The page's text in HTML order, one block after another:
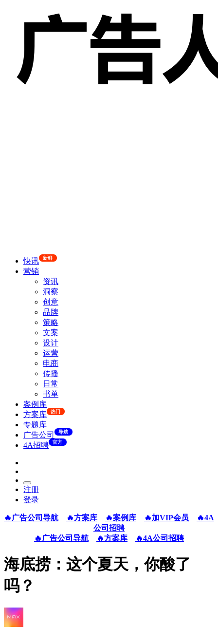
快讯 新鲜
营销
资讯
洞察
创意
品牌
策略
文案
设计
运营
电商
传播
日常
书单
案例库
方案库
热门
专题库
广告公司
导航
4A招聘 官方
注册
登录
🔥广告公司导航 🔥方案库 🔥案例库 🔥加VIP会员
🔥4A
公司招聘
🔥广告公司导航
🔥方案库 🔥4A公司招聘
海底捞：这个夏天，你酸了
吗？